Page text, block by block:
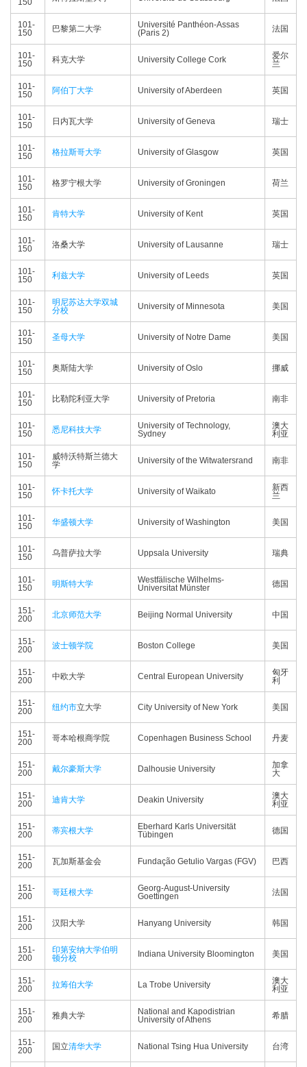
150
101-
150
巴黎第二大学
Université Panthéon-Assas
(Paris 2)
法国
101-
150
科克大学 University College Cork
爱尔
兰
101-
150
阿伯丁大学 University of Aberdeen 英国
101-
150
日内瓦大学 University of Geneva 瑞士
101-
150
格拉斯哥大学 University of Glasgow 英国
101-
150
格罗宁根大学 University of Groningen 荷兰
101-
150
肯特大学 University of Kent 英国
101-
150
洛桑大学 University of Lausanne 瑞士
101-
150
利兹大学 University of Leeds 英国
101-
150
明尼苏达大学双城
分校
University of Minnesota 美国
101-
150
圣母大学 University of Notre Dame 美国
101-
150
奥斯陆大学 University of Oslo 挪威
101-
150
比勒陀利亚大学 University of Pretoria 南非
101-
150
悉尼科技大学
University of Technology,
Sydney
澳大
利亚
101-
150
威特沃特斯兰德大
学
University of the Witwatersrand 南非
101-
150
怀卡托大学 University of Waikato
新西
兰
101-
150
华盛顿大学 University of Washington 美国
101-
150
乌普萨拉大学 Uppsala University 瑞典
101-
150
明斯特大学
Westfälische Wilhelms-
Universitat Münster
德国
151-
200
北京师范大学 Beijing Normal University 中国
151-
200
波士顿学院 Boston College 美国
151-
200
中欧大学 Central European University
匈牙
利
151-
200
纽约市立大学 City University of New York 美国
151-
200
哥本哈根商学院 Copenhagen Business School 丹麦
151-
200
戴尔豪斯大学 Dalhousie University
加拿
大
151-
200
迪肯大学 Deakin University
澳大
利亚
151-
200
蒂宾根大学
Eberhard Karls Universität
Tübingen
德国
151-
200
瓦加斯基金会 Fundação Getulio Vargas (FGV) 巴西
151-
200
哥廷根大学
Georg-August-University
Goettingen
法国
151-
200
汉阳大学 Hanyang University 韩国
151-
200
印第安纳大学伯明
顿分校
Indiana University Bloomington 美国
151-
200
拉筹伯大学 La Trobe University
澳大
利亚
151-
200
雅典大学
National and Kapodistrian
University of Athens
希腊
151-
200
国立清华大学 National Tsing Hua University 台湾